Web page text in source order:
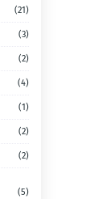
(21)
(3)
(2)
(4)
(1)
(2)
(2)
(5)